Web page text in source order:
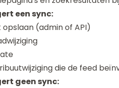
een sync:
opslaan (admin of API)
die de feed
geen sync: